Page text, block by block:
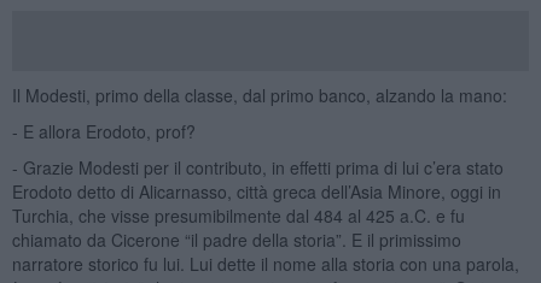
Il Modesti, primo della classe, dal primo banco, alzando la mano:
- E allora Erodoto, prof?
- Grazie Modesti per il contributo, in effetti prima di lui c’era stato
Erodoto detto di Alicarnasso, città greca dell’Asia Minore, oggi in
Turchia, che visse presumibilmente dal 484 al 425 a.C. e fu
chiamato da Cicerone “il padre della storia”. E il primissimo
narratore storico fu lui. Lui dette il nome alla storia con una parola,